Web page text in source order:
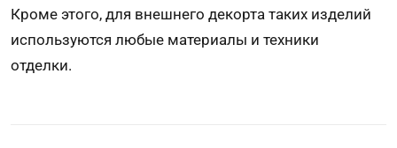
Кроме этого, для внешнего декорта таких изделий
используются любые материалы и техники
отделки.